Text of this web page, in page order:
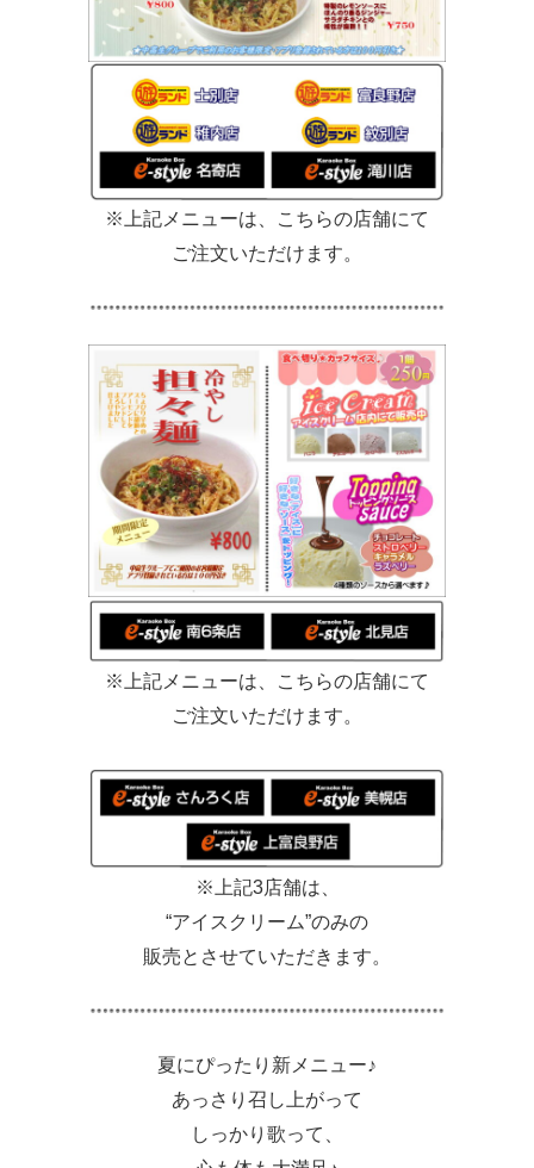
※上記メニューは、こちらの店舗にて
ご注文いただけます。
※上記メニューは、こちらの店舗にて
ご注文いただけます。
※上記3店舗は、
“アイスクリーム”のみの
販売とさせていただきます。
夏にぴったり新メニュー♪
あっさり召し上がって
しっかり歌って、